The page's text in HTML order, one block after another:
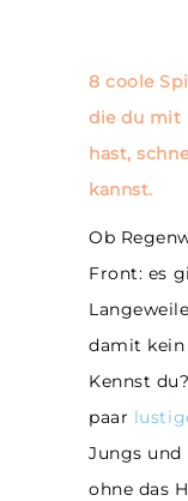
8 coole
die du mit
hast,
kannst.
Ob
Front: es
damit kein
Kennst
paar
Jungs und
ohne das